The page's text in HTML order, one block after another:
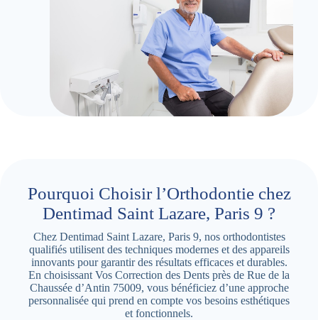
Pourquoi Choisir l’Orthodontie chez
Dentimad Saint Lazare, Paris 9 ?
Chez Dentimad Saint Lazare, Paris 9, nos orthodontistes
qualifiés utilisent des techniques modernes et des appareils
innovants pour garantir des résultats efficaces et durables.
En choisissant Vos Correction des Dents près de Rue de la
Chaussée d’Antin 75009, vous bénéficiez d’une approche
personnalisée qui prend en compte vos besoins esthétiques
et fonctionnels.